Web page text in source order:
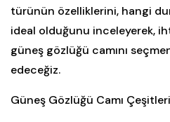
türünün özelliklerini, hangi
ideal olduğunu inceleyerek,
güneş gözlüğü camını
edeceğiz.
Güneş Gözlüğü Camı Çeşitleri